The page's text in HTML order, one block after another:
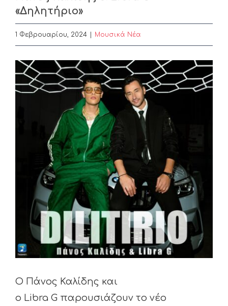
«Δηλητήριο»
1 Φεβρουαρίου, 2024 Μουσικά Νέα
View
Larger
Ο Πάνος Καλίδης και
ο Libra G παρουσιάζουν το νέο